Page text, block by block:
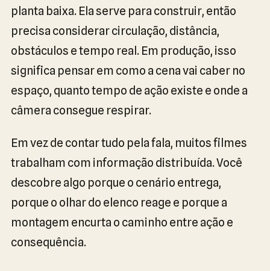
planta baixa. Ela serve para construir, então
precisa considerar circulação, distância,
obstáculos e tempo real. Em produção, isso
significa pensar em como a cena vai caber no
espaço, quanto tempo de ação existe e onde a
câmera consegue respirar.
Em vez de contar tudo pela fala, muitos filmes
trabalham com informação distribuída. Você
descobre algo porque o cenário entrega,
porque o olhar do elenco reage e porque a
montagem encurta o caminho entre ação e
consequência.